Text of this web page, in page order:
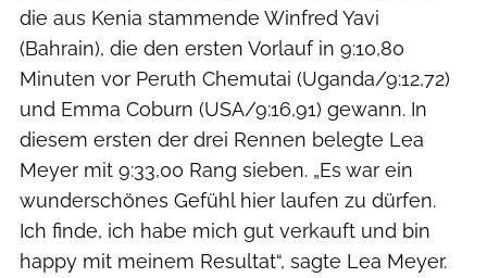
die aus Kenia stammende Winfred Yavi
(Bahrain), die den ersten Vorlauf in 9:10,80
Minuten vor Peruth Chemutai (Uganda/9:12,72)
und Emma Coburn (USA/9:16,91) gewann. In
diesem ersten der drei Rennen belegte Lea
Meyer mit 9:33,00 Rang sieben. „Es war ein
wunderschönes Gefühl hier laufen zu dürfen.
Ich finde, ich habe mich gut verkauft und bin
happy mit meinem Resultat“, sagte Lea Meyer.